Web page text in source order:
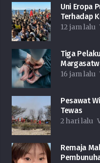
Uni Eropa
Terhadap
12 jam lalu
Tiga
16 jam lalu
Pesawat
Tewas
2 hari lalu
Remaja